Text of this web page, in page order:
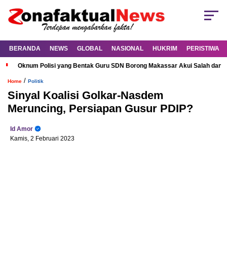
BERANDA NEWS GLOBAL NASIONAL HUKRIM PERISTIWA
Oknum Polisi yang Bentak Guru SDN Borong Makassar Akui Salah dan
Home / Politik
Sinyal Koalisi Golkar-Nasdem
Meruncing, Persiapan Gusur PDIP?
Id Amor
Kamis, 2 Februari 2023